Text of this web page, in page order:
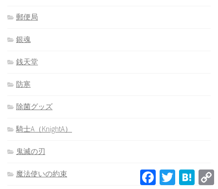
郵便局
銀魂
銭天堂
防寒
除菌グッズ
騎士A（KnightA）
鬼滅の刃
魔法使いの約束 FacebookTwitter Hatena